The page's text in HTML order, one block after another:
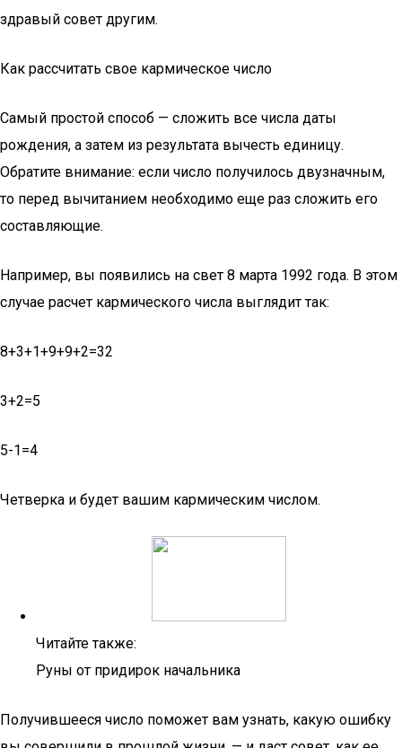
здравый совет другим.
Как рассчитать свое кармическое число
Самый простой способ — сложить все числа даты
рождения, а затем из результата вычесть единицу.
Обратите внимание: если число получилось двузначным,
то перед вычитанием необходимо еще раз сложить его
составляющие.
Например, вы появились на свет 8 марта 1992 года. В этом
случае расчет кармического числа выглядит так:
8+3+1+9+9+2=32
3+2=5
5-1=4
Четверка и будет вашим кармическим числом.
Читайте также:
Руны от придирок начальника
Получившееся число поможет вам узнать, какую ошибку